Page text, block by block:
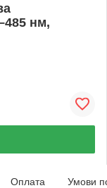
нм,
Оплата Умови